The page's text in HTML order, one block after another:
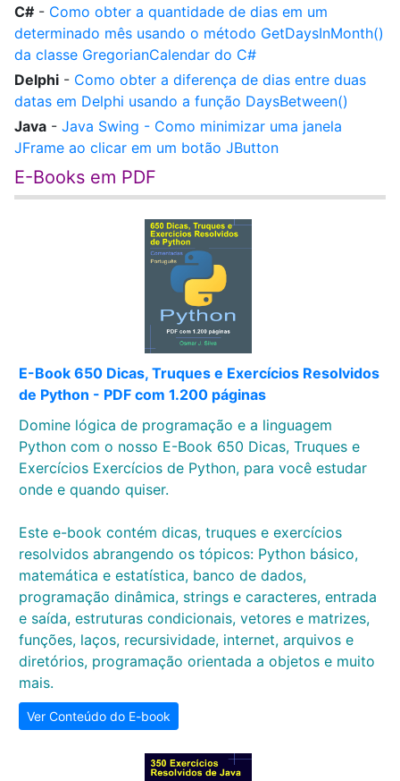
C# - Como obter a quantidade de dias em um
determinado mês usando o método GetDaysInMonth()
da classe GregorianCalendar do C#
Delphi - Como obter a diferença de dias entre duas
datas em Delphi usando a função DaysBetween()
Java - Java Swing - Como minimizar uma janela
JFrame ao clicar em um botão JButton
E-Books em PDF
E-Book 650 Dicas, Truques e Exercícios Resolvidos
de Python - PDF com 1.200 páginas
Domine lógica de programação e a linguagem
Python com o nosso E-Book 650 Dicas, Truques e
Exercícios Exercícios de Python, para você estudar
onde e quando quiser.
Este e-book contém dicas, truques e exercícios
resolvidos abrangendo os tópicos: Python básico,
matemática e estatística, banco de dados,
programação dinâmica, strings e caracteres, entrada
e saída, estruturas condicionais, vetores e matrizes,
funções, laços, recursividade, internet, arquivos e
diretórios, programação orientada a objetos e muito
mais.
Ver Conteúdo do E-book